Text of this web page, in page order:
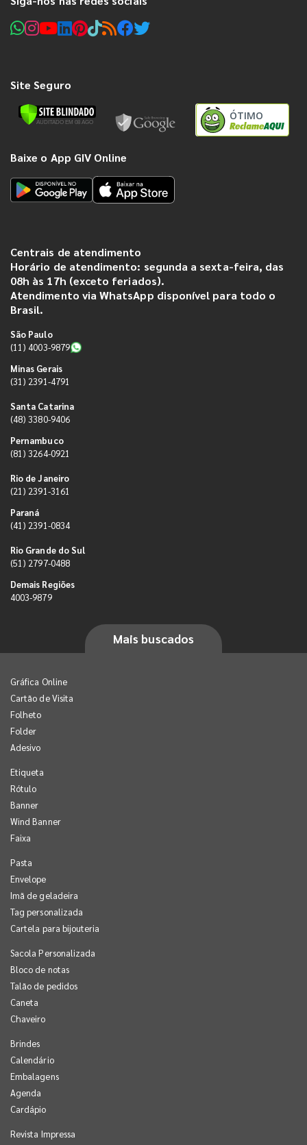
Site Seguro
ÓTIMO
Baixe o App GIV Online
Centrais de atendimento
Horário de atendimento: segunda a sexta-feira, das
08h às 17h (exceto feriados).
Atendimento via WhatsApp disponível para todo o
Brasil.
São Paulo
(11) 4003-9879
Minas Gerais
(31) 2391-4791
Santa Catarina
(48) 3380-9406
Pernambuco
(81) 3264-0921
Rio de Janeiro
(21) 2391-3161
Paraná
(41) 2391-0834
Rio Grande do Sul
(51) 2797-0488
Demais Regiões
4003-9879
Mais buscados
Gráfica Online
Cartão de Visita
Folheto
Folder
Adesivo
Etiqueta
Rótulo
Banner
Wind Banner
Faixa
Pasta
Envelope
Imã de geladeira
Tag personalizada
Cartela para bijouteria
Sacola Personalizada
Bloco de notas
Talão de pedidos
Caneta
Chaveiro
Brindes
Calendário
Embalagens
Agenda
Cardápio
Revista Impressa